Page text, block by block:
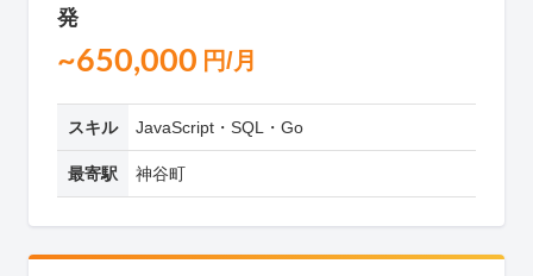
発
~650,000 円/月
スキル JavaScript・SQL・Go
最寄駅 神谷町